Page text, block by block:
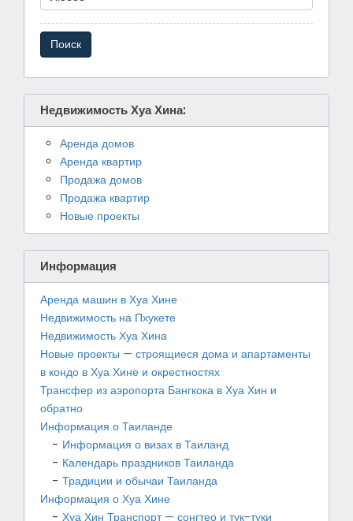
Недвижимость Хуа Хина:
Аренда домов
Аренда квартир
Продажа домов
Продажа квартир
Новые проекты
Информация
Аренда машин в Хуа Хине
Недвижимость на Пхукете
Недвижимость Хуа Хина
Новые проекты — строящиеся дома и апартаменты
в кондо в Хуа Хине и окрестностях
Трансфер из аэропорта Бангкока в Хуа Хин и
обратно
Информация о Таиланде
Информация о визах в Таиланд
Календарь праздников Таиланда
Традиции и обычаи Таиланда
Информация о Хуа Хине
Хуа Хин Транспорт — сонгтео и тук-туки